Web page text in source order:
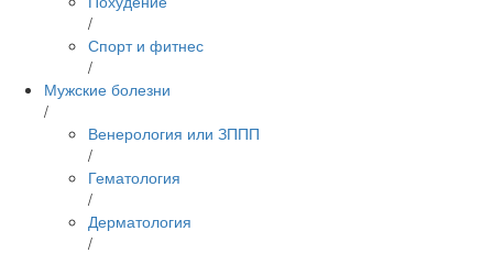
/
Спорт и фитнес
/
Мужские болезни
/
Венерология или ЗППП
/
Гематология
/
Дерматология
/